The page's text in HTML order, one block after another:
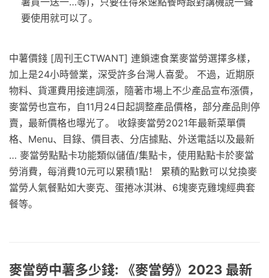
要使用就可以了。
中薯價錢 [周刊王CTWANT] 連鎖速食業麥當勞選擇多樣，
加上是24小時營業，深受許多台灣人喜愛。 不過，近期原
物料、貨運費用接連調漲，隨著市場上不少產品宣布漲價，
麥當勞也宣布，自11月24日起調整產品價格，部分產品則停
賣，最新價格也曝光了。 收錄麥當勞2021年最新菜單價
格、Menu、目錄、價目表、分店據點、外送電話以及最新
… 麥當勞點點卡功能類似儲值/集點卡，使用點點卡於麥當
勞消費，每消費10元可以累積1點！ 累積的點數可以兌換麥
當勞人氣餐點如大麥克、蛋捲冰淇淋、6塊麥克雞塊經典套
餐等。
麥當勞中薯多少錢: 《麥當勞》2023 最新